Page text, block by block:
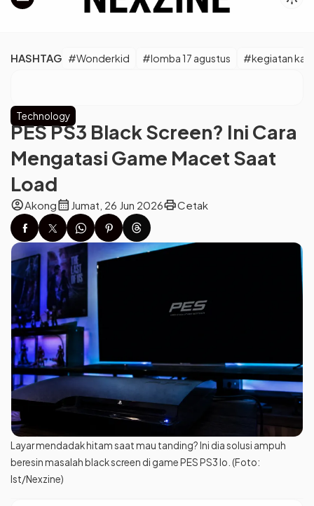
HASHTAG #Wonderkid #lomba 17 agustus #kegiatan
Technology
PES PS3 Black Screen? Ini Cara
Mengatasi Game Macet Saat
Load
account_circleAkongcalendar_month Jumat, 26 Jun 2026printCetak
Layar mendadak hitam saat mau tanding? Ini dia solusi ampuh
beresin masalah black screen di game PES PS3 lo. (Foto:
Ist/Nexzine)